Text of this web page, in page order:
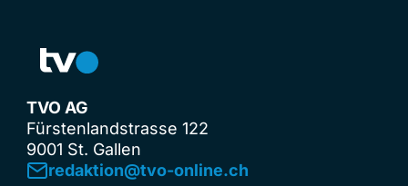
TVO AG
Fürstenlandstrasse 122
9001 St. Gallen
redaktion@tvo-online.ch